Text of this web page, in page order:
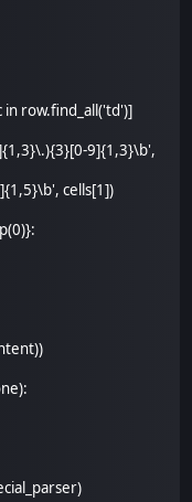
row.find_all('td')]
9]{1,3}\b',
cells[1])